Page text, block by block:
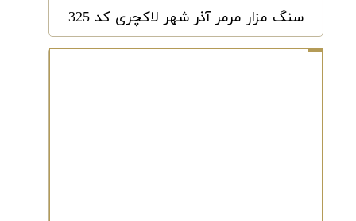
سنگ مزار مرمر آذر شهر لاکچری کد 325